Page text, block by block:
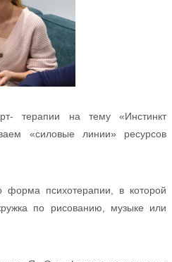
терапии на тему «Инстинкт
«силовые линии» ресурсов
форма психотерапии, в которой
по рисованию, музыке или